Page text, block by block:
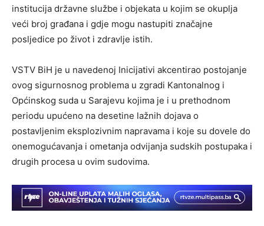
institucija državne službe i objekata u kojim se okuplja
veći broj građana i gdje mogu nastupiti značajne
posljedice po život i zdravlje istih.
VSTV BiH je u navedenoj Inicijativi akcentirao postojanje
ovog sigurnosnog problema u zgradi Kantonalnog i
Općinskog suda u Sarajevu kojima je i u prethodnom
periodu upućeno na desetine lažnih dojava o
postavljenim eksplozivnim napravama i koje su dovele do
onemogućavanja i ometanja odvijanja sudskih postupaka i
drugih procesa u ovim sudovima.